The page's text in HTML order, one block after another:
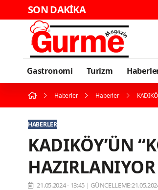
SON DAKİKA
Gastronomi Turizm
Haberler Haberler
HABERLER
KADIKÖY’ÜN
HAZIRLANIYOR
21.05.2024 - 13:45 |